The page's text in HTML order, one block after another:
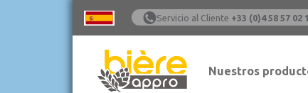
Servicio al Cliente +33 (0)4 58 57 02
Nuestros